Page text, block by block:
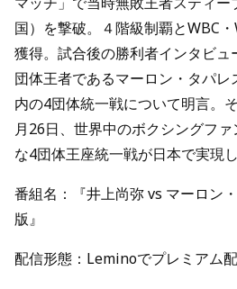
国）を撃破。４階級制覇とWBC
獲得。試合後の勝利者インタビ
団体王者であるマーロン・タパ
内の4団体統一戦について明言。
月26日、世界中のボクシングフ
な4団体王座統一戦が日本で実現し
番組名：『井上尚弥 vs マーロン
版』
配信形態：Leminoでプレミアム